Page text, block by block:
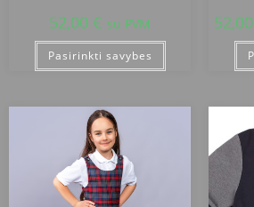
52,00 € su PVM
Pasirinkti savybes
52,00